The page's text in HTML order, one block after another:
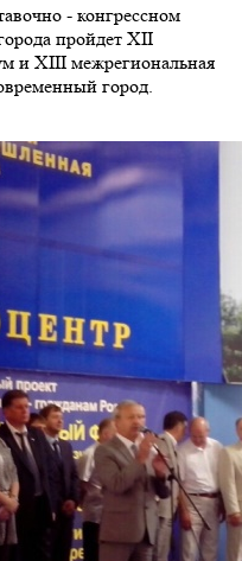
- конгрессном
пройдет XII
и XIII межрегиональная
город.